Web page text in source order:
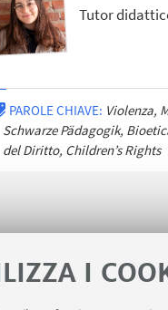
I
Tutor
PAROLE CHIAVE: Violenza,
Schwarze Pädagogik,
del Diritto, Children’s Rights